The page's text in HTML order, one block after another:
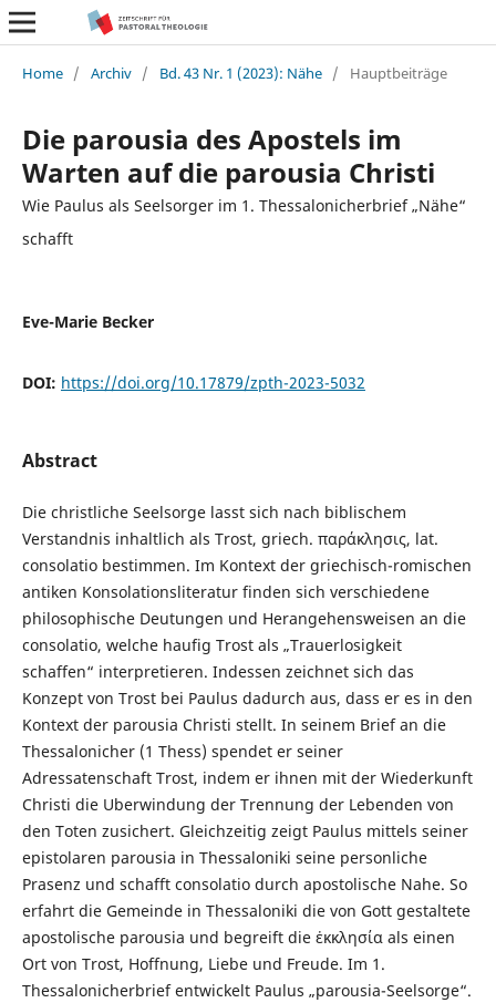
Home / Archiv / Bd. 43 Nr. 1 (2023): Nähe / Hauptbeiträge
Die parousia des Apostels im
Warten auf die parousia Christi
Wie Paulus als Seelsorger im 1. Thessalonicherbrief „Nähe“
schafft
Eve-Marie Becker
DOI: https://doi.org/10.17879/zpth-2023-5032
Abstract
Die christliche Seelsorge lasst sich nach biblischem
Verstandnis inhaltlich als Trost, griech. παράκλησις, lat.
consolatio bestimmen. Im Kontext der griechisch-romischen
antiken Konsolationsliteratur finden sich verschiedene
philosophische Deutungen und Herangehensweisen an die
consolatio, welche haufig Trost als „Trauerlosigkeit
schaffen“ interpretieren. Indessen zeichnet sich das
Konzept von Trost bei Paulus dadurch aus, dass er es in den
Kontext der parousia Christi stellt. In seinem Brief an die
Thessalonicher (1 Thess) spendet er seiner
Adressatenschaft Trost, indem er ihnen mit der Wiederkunft
Christi die Uberwindung der Trennung der Lebenden von
den Toten zusichert. Gleichzeitig zeigt Paulus mittels seiner
epistolaren parousia in Thessaloniki seine personliche
Prasenz und schafft consolatio durch apostolische Nahe. So
erfahrt die Gemeinde in Thessaloniki die von Gott gestaltete
apostolische parousia und begreift die ἐκκλησία als einen
Ort von Trost, Hoffnung, Liebe und Freude. Im 1.
Thessalonicherbrief entwickelt Paulus „parousia-Seelsorge“.